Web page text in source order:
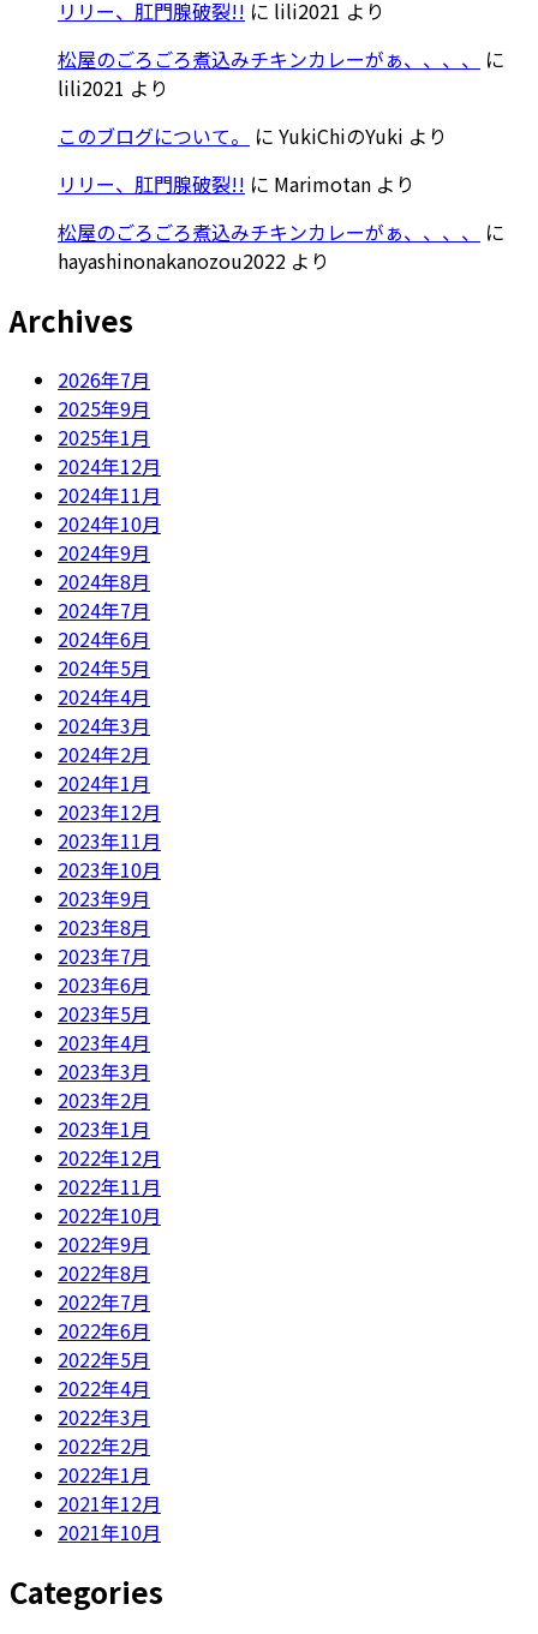
リリー、肛門腺破裂!! に lili2021 より
松屋のごろごろ煮込みチキンカレーがぁ、、、、
に
lili2021 より
このブログについて。
に YukiChiのYuki より
リリー、肛門腺破裂!! に Marimotan より
松屋のごろごろ煮込みチキンカレーがぁ、、、、
に
hayashinonakanozou2022 より
Archives
2026年7月
2025年9月
2025年1月
2024年12月
2024年11月
2024年10月
2024年9月
2024年8月
2024年7月
2024年6月
2024年5月
2024年4月
2024年3月
2024年2月
2024年1月
2023年12月
2023年11月
2023年10月
2023年9月
2023年8月
2023年7月
2023年6月
2023年5月
2023年4月
2023年3月
2023年2月
2023年1月
2022年12月
2022年11月
2022年10月
2022年9月
2022年8月
2022年7月
2022年6月
2022年5月
2022年4月
2022年3月
2022年2月
2022年1月
2021年12月
2021年10月
Categories